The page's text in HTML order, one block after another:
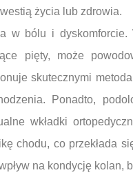
życia lub zdrowia.
w bólu i
pięty, może
skutecznymi
Ponadto,
wkładki
chodu, co przekłada
na kondycję kolan,